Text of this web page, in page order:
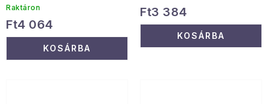
Raktáron
Ft4 064
KOSÁRBA
Ft3 384
KOSÁRBA